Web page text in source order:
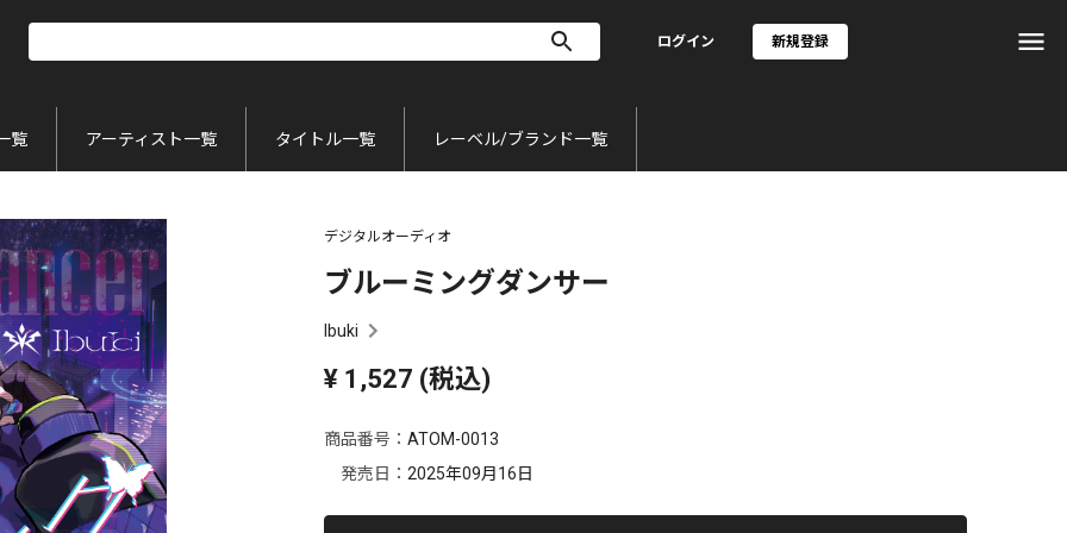
ログイン 新規登録
覧 アーティスト一覧 タイトル一覧 レーベル/ブランド一覧
デジタルオーディオ
ブルーミングダンサー
Ibuki
¥ 1,527 (税込)
商品番号： ATOM-0013
発売日： 2025年09月16日